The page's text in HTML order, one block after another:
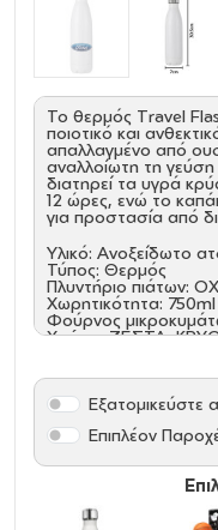
Το θερμός Travel
ποιοτικό και
απαλλαγμένο από
αναλλοίωτη τη
διατηρεί τα υγρά
12 ώρες, ενώ το
για προστασία από
Υλικό: Ανοξείδωτο
Τύπος: Θερμός
Πλυντήριο πιάτων:
Χωρητικότητα:
Φούρνος
Χρήση: ΖΕΣΤΑ,
Όξινα: NAI
Εξατομικεύστε
Επιπλέον